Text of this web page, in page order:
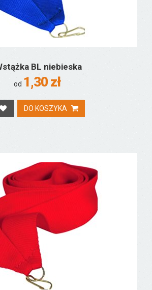
BL niebieska
od 1,30 zł
DO KOSZYKA